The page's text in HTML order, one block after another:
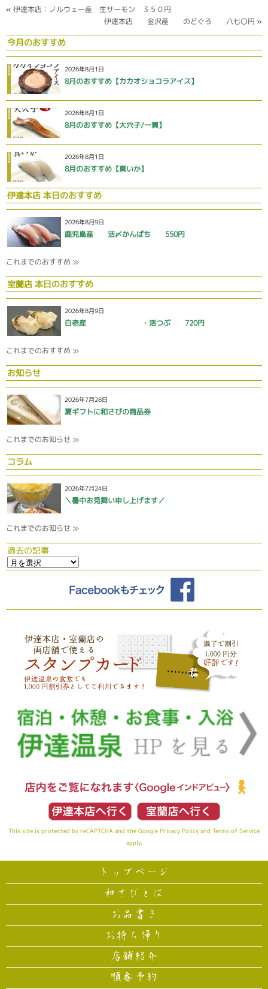
« 伊達本店：ノルウェー産 生サーモン ３５０円
伊達本店 金沢産 のどぐろ 八七〇円 »
今月のおすすめ
2026年8月1日
8月のおすすめ【カカオショコラアイス】
2026年8月1日
8月のおすすめ【大穴子/一貫】
2026年8月1日
8月のおすすめ【真いか】
伊達本店 本日のおすすめ
2026年8月9日
鹿児島産 活〆かんぱち 550円
これまでのおすすめ ≫
室蘭店 本日のおすすめ
2026年8月9日
白老産 ・活つぶ 720円
これまでのおすすめ ≫
お知らせ
2026年7月28日
夏ギフトに和さびの商品券
これまでのお知らせ ≫
コラム
2026年7月24日
＼暑中お見舞い申し上げます／
これまでのお知らせ ≫
過去の記事
This site is protected by reCAPTCHA and the Google Privacy Policy and Terms of Service
apply.
トップページ
和さびとは
お品書き
お持ち帰り
店舗紹介
順番予約